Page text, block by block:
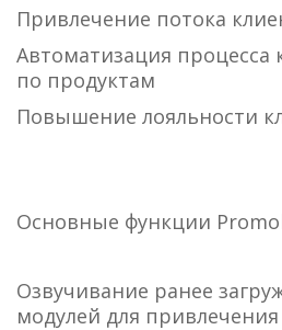
Привлечение потока
Автоматизация процесса
по продуктам
Повышение лояльности
Основные функции
Озвучивание ранее
модулей для